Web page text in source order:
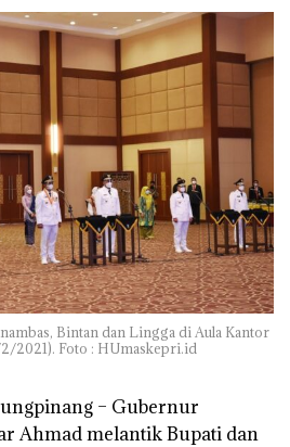
Bintan dan Lingga di Aula Kantor
2021). Foto : HUmaskepri.id
– Gubernur
Ahmad melantik Bupati dan